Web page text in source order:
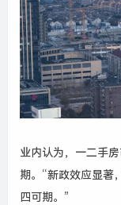
业内认为，一二手
期。“新政效应显著
四可期。”